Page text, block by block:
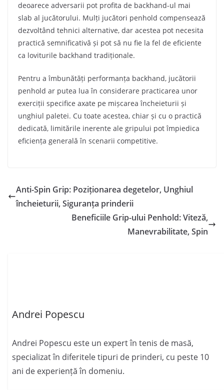
deoarece adversarii pot profita de backhand-ul mai
slab al jucătorului. Mulți jucători penhold compensează
dezvoltând tehnici alternative, dar acestea pot necesita
practică semnificativă și pot să nu fie la fel de eficiente
ca loviturile backhand tradiționale.
Pentru a îmbunătăți performanța backhand, jucătorii
penhold ar putea lua în considerare practicarea unor
exerciții specifice axate pe mișcarea încheieturii și
unghiul paletei. Cu toate acestea, chiar și cu o practică
dedicată, limitările inerente ale gripului pot împiedica
eficiența generală în scenarii competitive.
Anti-Spin Grip: Poziționarea degetelor, Unghiul
încheieturii, Siguranța prinderii
Beneficiile Grip-ului Penhold: Viteză,
Manevrabilitate, Spin
Andrei Popescu
Andrei Popescu este un expert în tenis de masă,
specializat în diferitele tipuri de prinderi, cu peste 10
ani de experiență în domeniu.